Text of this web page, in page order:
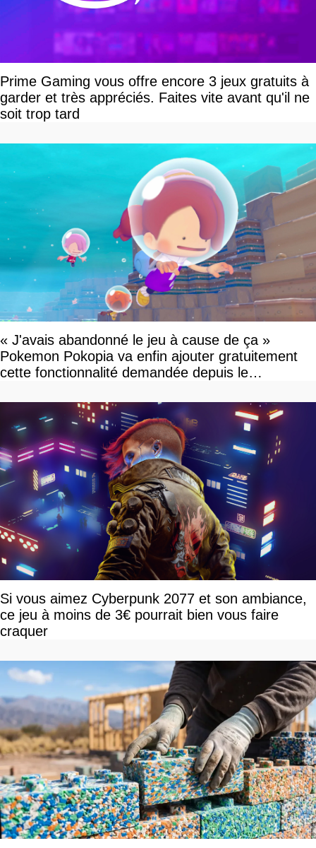
Prime Gaming vous offre encore 3 jeux gratuits à
garder et très appréciés. Faites vite avant qu'il ne
soit trop tard
« J'avais abandonné le jeu à cause de ça »
Pokemon Pokopia va enfin ajouter gratuitement
cette fonctionnalité demandée depuis le
Si vous aimez Cyberpunk 2077 et son ambiance,
ce jeu à moins de 3€ pourrait bien vous faire
craquer